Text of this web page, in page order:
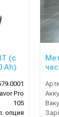
(с
Ah)
Pro
105
опция